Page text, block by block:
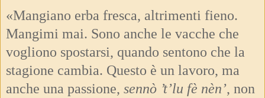
«Mangiano erba fresca, altrimenti fieno.
Mangimi mai. Sono anche le vacche che
vogliono spostarsi, quando sentono che la
stagione cambia. Questo è un lavoro, ma
anche una passione, sennò ’t’lu fè nèn’, non